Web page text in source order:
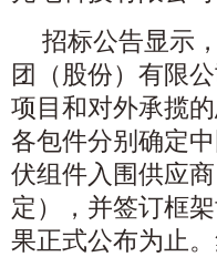
招标公告显示
团（股份）有限
项目和对外承揽
各包件分别确定
伏组件入围供应
定），并签订框
果正式公布为止